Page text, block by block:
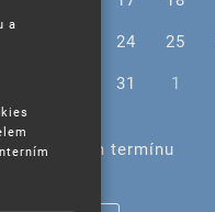
24 25
31 1
vybraném termínu
a